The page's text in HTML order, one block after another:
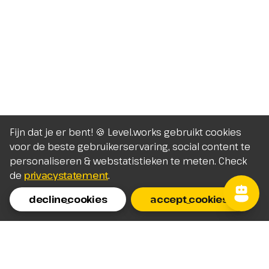
Fijn dat je er bent! 🍪 Level.works gebruikt cookies
voor de beste gebruikerservaring, social content te
personaliseren & webstatistieken te meten. Check
de privacystatement.
decline_cookies
accept_cookies